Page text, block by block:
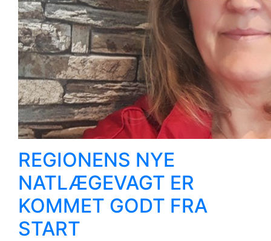
REGIONENS NYE
NATLÆGEVAGT ER
KOMMET GODT FRA
START